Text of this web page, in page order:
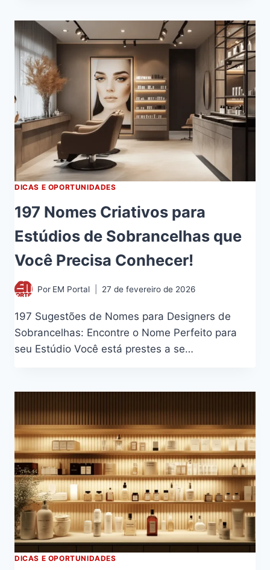
DICAS E OPORTUNIDADES
197 Nomes Criativos para
Estúdios de Sobrancelhas que
Você Precisa Conhecer!
Por EM Portal 27 de fevereiro de 2026
197 Sugestões de Nomes para Designers de
Sobrancelhas: Encontre o Nome Perfeito para
seu Estúdio Você está prestes a se…
DICAS E OPORTUNIDADES